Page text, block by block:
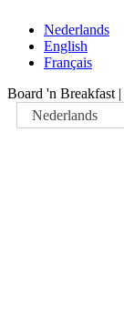
Nederlands
English
Français
Board 'n Breakfast |
Nederlands